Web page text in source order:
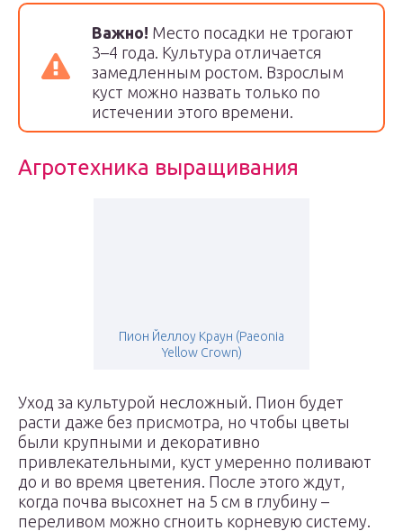
Важно! Место посадки не трогают
3–4 года. Культура отличается
замедленным ростом. Взрослым
куст можно назвать только по
истечении этого времени.
Агротехника выращивания
Пион Йеллоу Краун (Paeonia
Yellow Crown)
Уход за культурой несложный. Пион будет
расти даже без присмотра, но чтобы цветы
были крупными и декоративно
привлекательными, куст умеренно поливают
до и во время цветения. После этого ждут,
когда почва высохнет на 5 см в глубину –
переливом можно сгноить корневую систему.